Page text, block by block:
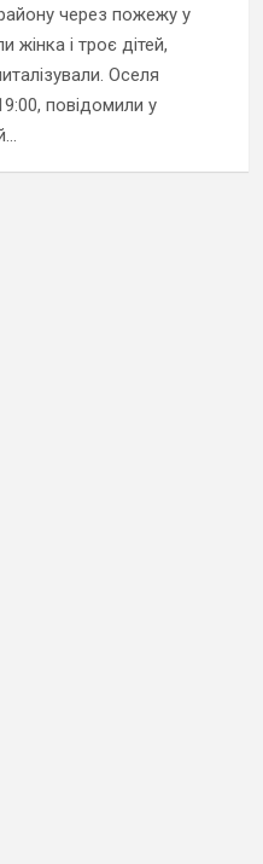
через пожежу у
жінка і троє дітей,
Оселя
повідомили у